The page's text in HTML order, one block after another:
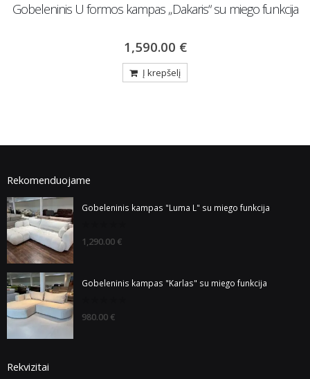
Gobeleninis U formos kampas „Dakaris“ su miego funkcija
1,590.00 €
Į krepšelį
Rekomenduojame
Gobeleninis kampas "Luma L" su miego funkcija
out
1,290.00 €
Gobeleninis kampas "Karlas" su miego funkcija
out
980.00 €
Rekvizitai